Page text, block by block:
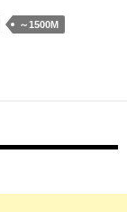
～1500M